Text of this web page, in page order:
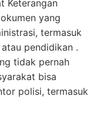
Keterangan
yang
termasuk
pendidikan .
tidak pernah
bisa
polisi, termasuk